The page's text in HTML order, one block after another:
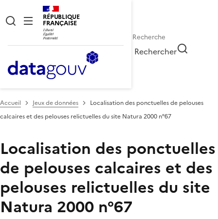
RÉPUBLIQUE
FRANÇAISE
Rechercher
Accueil Jeux de données
Localisation des ponctuelles de pelouses
calcaires et des pelouses relictuelles du site Natura 2000 n°67
Localisation des ponctuelles
de pelouses calcaires et des
pelouses relictuelles du site
Natura 2000 n°67